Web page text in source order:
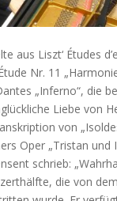
aus Liszt‘ Études
Nr. 11
„Inferno“, die
Liebe von
von
Oper „Tristan und
schrieb:
die von